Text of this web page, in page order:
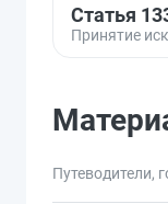
Статья
Принятие
Путеводители,